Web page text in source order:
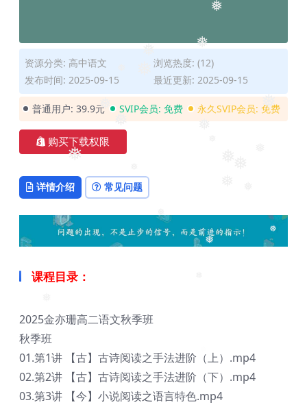
❅
❅
❅
❅
❅
❅
❅
❅
❅
❅
❅
❅
资源分类: 高中语文
浏览热度: (12)
发布时间: 2025-09-15
最近更新: 2025-09-15
普通用户: 39.9元 SVIP会员: 免费 永久SVIP会员: 免费
购买下载权限
详情介绍 常见问题
课程目录：
2025金亦珊高二语文秋季班
秋季班
01.第1讲 【古】古诗阅读之手法进阶（上）.mp4
02.第2讲 【古】古诗阅读之手法进阶（下）.mp4
03.第3讲 【今】小说阅读之语言特色.mp4